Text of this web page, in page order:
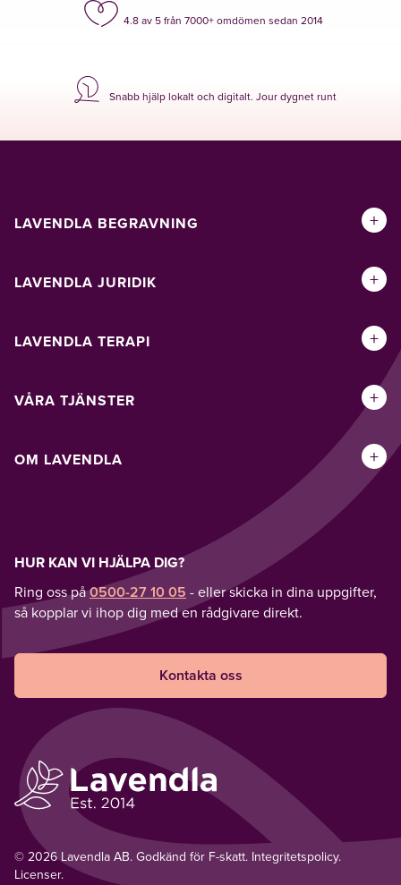
4.8 av 5 från 7000+ omdömen sedan 2014
Snabb hjälp lokalt och digitalt. Jour dygnet runt
LAVENDLA BEGRAVNING +
LAVENDLA JURIDIK +
LAVENDLA TERAPI +
VÅRA TJÄNSTER +
OM LAVENDLA +
HUR KAN VI HJÄLPA DIG?
Ring oss på0500-27 10 05 - eller skicka in dina uppgifter,
så kopplar vi ihop dig med en rådgivare direkt.
Kontakta oss
© 2026 Lavendla AB. Godkänd för F-skatt. Integritetspolicy.
Licenser.